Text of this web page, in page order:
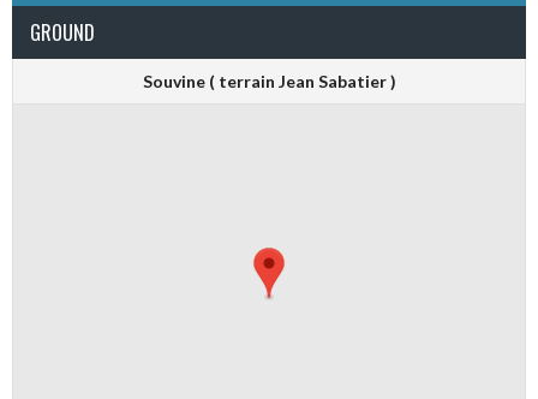
GROUND
Souvine ( terrain Jean Sabatier )